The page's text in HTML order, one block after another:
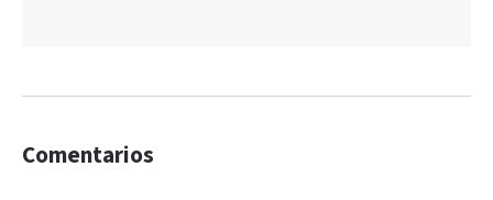
Comentarios